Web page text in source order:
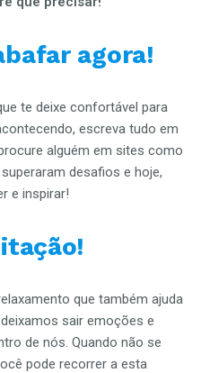
agora!
te deixe confortável para
escreva tudo em
alguém em sites como
desafios e hoje,
e inspirar!
que também ajuda
sair emoções e
de nós. Quando não se
pode recorrer a esta